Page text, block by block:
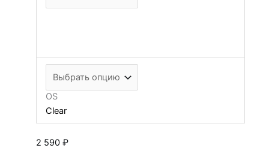
OS
Clear
2 590 ₽